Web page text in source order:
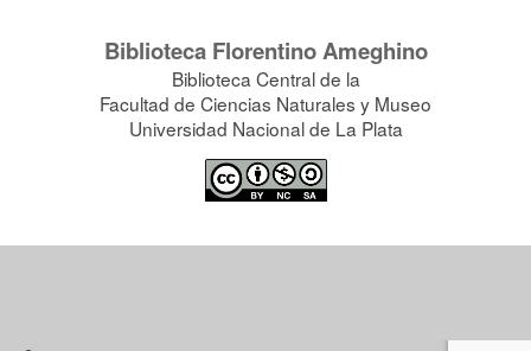
Biblioteca Florentino Ameghino
Biblioteca Central de la
Facultad de Ciencias Naturales y Museo
Universidad Nacional de La Plata